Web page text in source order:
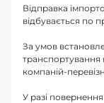
Відправка
відбувається по
За умов
компаній-
У разі